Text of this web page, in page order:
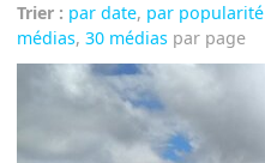
Trier : par date, par popularité
médias,30 médias par page